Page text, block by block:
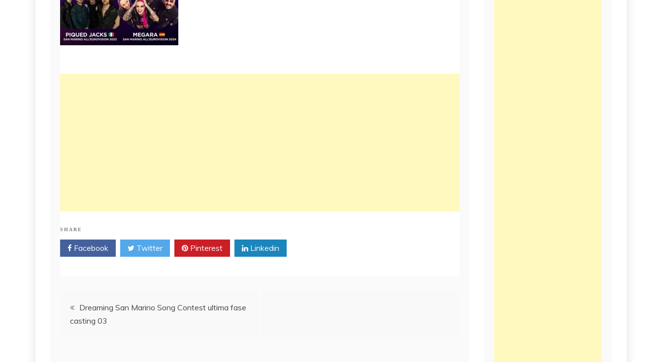
SHARE
Facebook Twitter Pinterest Linkedin
Post
navigation
Dreaming San Marino Song Contest ultima fase
casting 03